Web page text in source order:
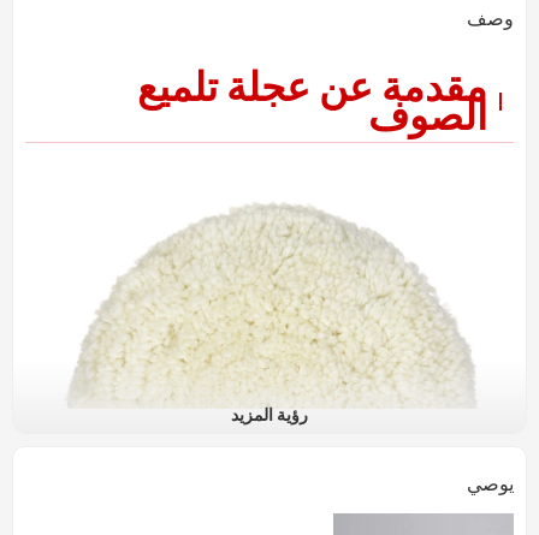
وصف
مقدمة عن عجلة تلميع
الصوف
رؤية المزيد
يوصي